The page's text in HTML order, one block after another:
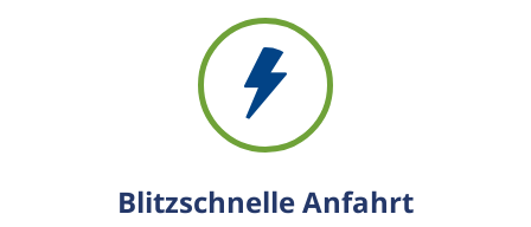
Blitzschnelle Anfahrt